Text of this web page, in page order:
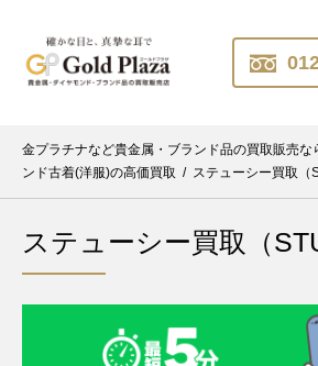
金プラチナなど貴金属・ブランド品の買取販売な
ンド古着(洋服)の高価買取 / ステューシー買取（
ステューシー買取（